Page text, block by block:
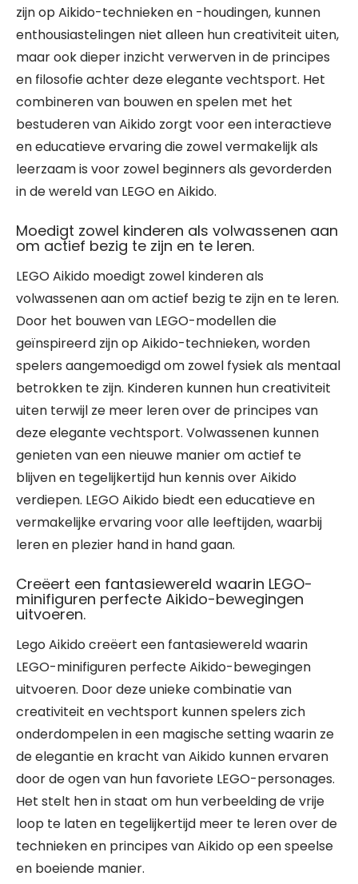
zijn op Aikido-technieken en -houdingen, kunnen
enthousiastelingen niet alleen hun creativiteit uiten,
maar ook dieper inzicht verwerven in de principes
en filosofie achter deze elegante vechtsport. Het
combineren van bouwen en spelen met het
bestuderen van Aikido zorgt voor een interactieve
en educatieve ervaring die zowel vermakelijk als
leerzaam is voor zowel beginners als gevorderden
in de wereld van LEGO en Aikido.
Moedigt zowel kinderen als volwassenen aan
om actief bezig te zijn en te leren.
LEGO Aikido moedigt zowel kinderen als
volwassenen aan om actief bezig te zijn en te leren.
Door het bouwen van LEGO-modellen die
geïnspireerd zijn op Aikido-technieken, worden
spelers aangemoedigd om zowel fysiek als mentaal
betrokken te zijn. Kinderen kunnen hun creativiteit
uiten terwijl ze meer leren over de principes van
deze elegante vechtsport. Volwassenen kunnen
genieten van een nieuwe manier om actief te
blijven en tegelijkertijd hun kennis over Aikido
verdiepen. LEGO Aikido biedt een educatieve en
vermakelijke ervaring voor alle leeftijden, waarbij
leren en plezier hand in hand gaan.
Creëert een fantasiewereld waarin LEGO-
minifiguren perfecte Aikido-bewegingen
uitvoeren.
Lego Aikido creëert een fantasiewereld waarin
LEGO-minifiguren perfecte Aikido-bewegingen
uitvoeren. Door deze unieke combinatie van
creativiteit en vechtsport kunnen spelers zich
onderdompelen in een magische setting waarin ze
de elegantie en kracht van Aikido kunnen ervaren
door de ogen van hun favoriete LEGO-personages.
Het stelt hen in staat om hun verbeelding de vrije
loop te laten en tegelijkertijd meer te leren over de
technieken en principes van Aikido op een speelse
en boeiende manier.